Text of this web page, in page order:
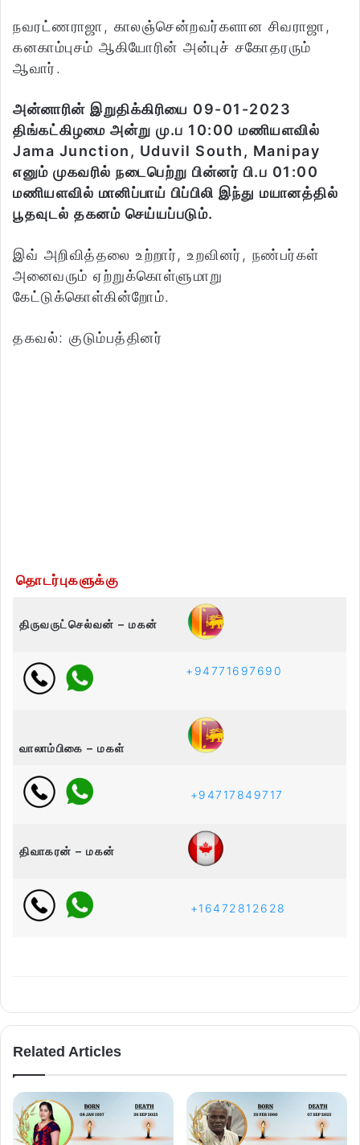
நவரட்ணராஜா, காலஞ்சென்றவர்களான சிவராஜா,
கனகாம்புசம் ஆகியோரின் அன்புச் சகோதரரும்
ஆவார்.
அன்னாரின் இறுதிக்கிரியை 09-01-2023
திங்கட்கிழமை அன்று மு.ப 10:00 மணியளவில்
Jama Junction, Uduvil South, Manipay
எனும் முகவரில் நடைபெற்று பின்னர் பி.ப 01:00
மணியளவில் மானிப்பாய் பிப்பிலி இந்து மயானத்தில்
பூதவுடல் தகனம் செய்யப்படும்.
இவ் அறிவித்தலை உற்றார், உறவினர், நண்பர்கள்
அனைவரும் ஏற்றுக்கொள்ளுமாறு
கேட்டுக்கொள்கின்றோம்.
தகவல்: குடும்பத்தினர்
தொடர்புகளுக்கு
திருவருட்செல்வன் – மகன்
+94771697690
வாலாம்பிகை – மகள்
+94717849717
திவாகரன் – மகன்
+16472812628
Related Articles